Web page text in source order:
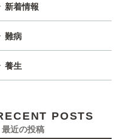
新着情報
難病
養生
POSTS
最近の投稿